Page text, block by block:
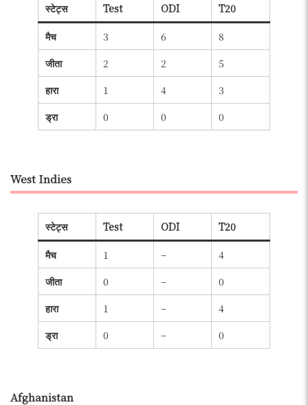
स्टेट्स Test ODI T20
मैच 3 6
8
जीता
2 2
5
हारा
1 4
3
ड्रा
0 0 0
West Indies
स्टेट्स Test ODI T20
मैच 1 –
4
जीता
0 –
0
हारा
1 –
4
ड्रा
0 – 0
Afghanistan